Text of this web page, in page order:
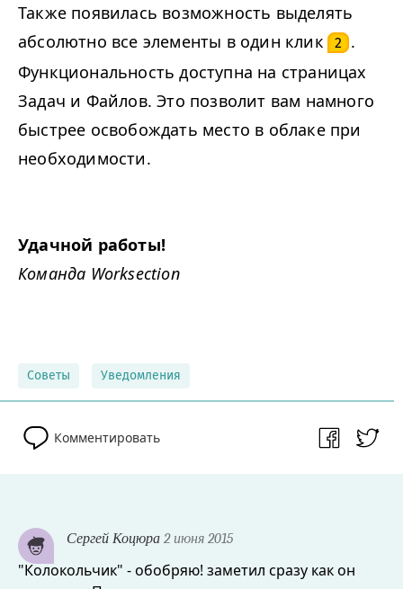
Также появилась возможность выделять
абсолютно все элементы в один клик
2
.
Функциональность доступна на страницах
Задач и Файлов. Это позволит вам намного
быстрее освобождать место в облаке при
необходимости.
Удачной работы!
Команда Worksection
Советы Уведомления
Комментировать
Сергей Коцюра 2 июня 2015
"Колокольчик" - обобряю! заметил сразу как он